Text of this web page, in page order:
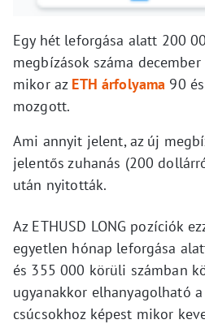
Egy hét leforgása alatt 200
megbízások száma
mikor az ETH árfolyama 90
mozgott.
Ami annyit jelent, az új
jelentős zuhanás (200
után nyitották.
Az ETHUSD LONG pozíciók
egyetlen hónap leforgása
és 355 000 körüli számban
ugyanakkor elhanyagolható
csúcsokhoz képest mikor